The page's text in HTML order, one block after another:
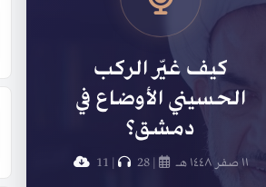
كيف غيّر الركب
الحسيني الأوضاع في
دمشق؟
١١ صفر ١٤٤٨ هـ |
28
11